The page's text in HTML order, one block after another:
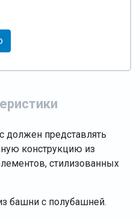
должен представлять
конструкцию из
стилизованных
башни с полубашней.